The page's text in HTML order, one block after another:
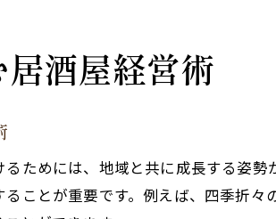
酒屋経営術
ためには、地域と共に成長する姿
ことが重要です。例えば、四季折